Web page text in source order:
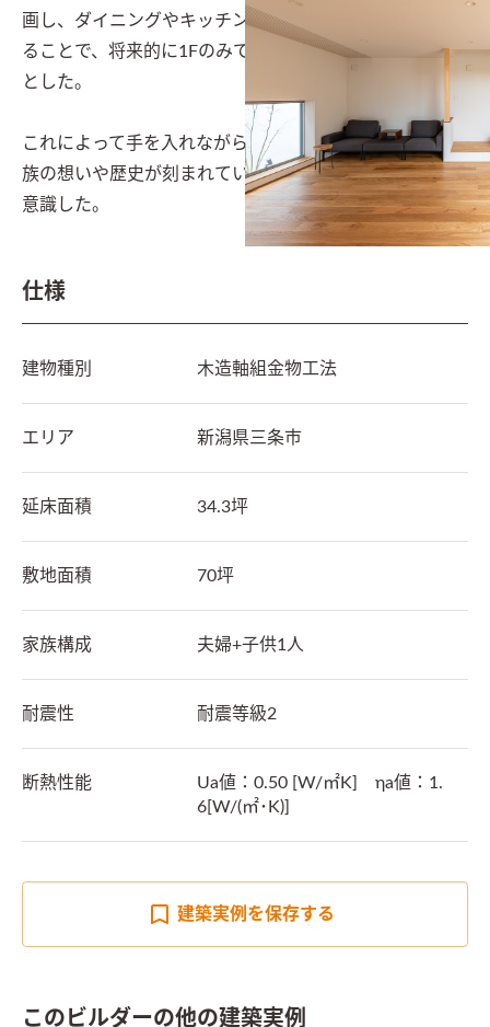
画し、ダイニングやキッチン・トイレと隣接して計画す
ることで、将来的に1Fのみで生活を完結できる空間構成
とした。
これによって手を入れながら長期的に家族が住まい、家
族の想いや歴史が刻まれていく住宅になっていくことを
意識した。
仕様
建物種別 木造軸組金物工法
エリア 新潟県三条市
延床面積 34.3坪
敷地面積 70坪
家族構成 夫婦+子供1人
耐震性 耐震等級2
断熱性能
Ua値：0.50 [W/㎡K]　ηa値：1.
6[W/(㎡･K)]
建築実例を保存する
このビルダーの他の建築実例